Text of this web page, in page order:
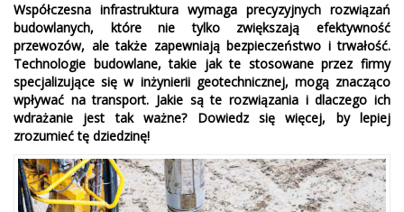
Współczesna infrastruktura wymaga precyzyjnych rozwiązań
budowlanych, które nie tylko zwiększają efektywność
przewozów, ale także zapewniają bezpieczeństwo i trwałość.
Technologie budowlane, takie jak te stosowane przez firmy
specjalizujące się w inżynierii geotechnicznej, mogą znacząco
wpływać na transport. Jakie są te rozwiązania i dlaczego ich
wdrażanie jest tak ważne? Dowiedz się więcej, by lepiej
zrozumieć tę dziedzinę!